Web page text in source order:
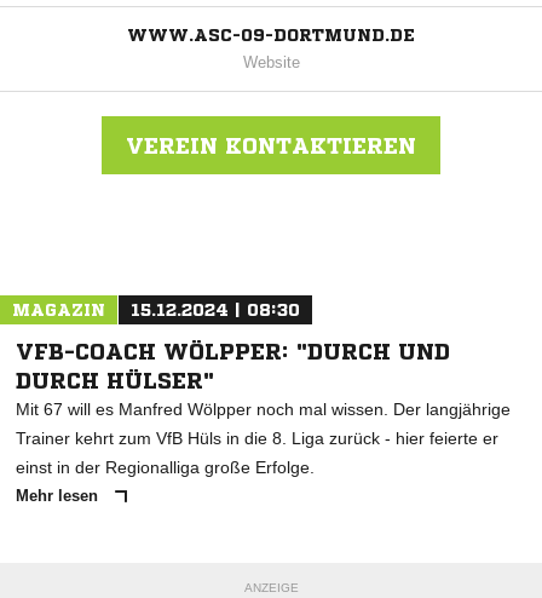
WWW.ASC-09-DORTMUND.DE
Website
VEREIN KONTAKTIEREN
MAGAZIN 15.12.2024 | 08:30
VFB-COACH WÖLPPER: "DURCH UND
DURCH HÜLSER"
Mit 67 will es Manfred Wölpper noch mal wissen. Der langjährige
Trainer kehrt zum VfB Hüls in die 8. Liga zurück - hier feierte er
einst in der Regionalliga große Erfolge.
Mehr lesen
ANZEIGE